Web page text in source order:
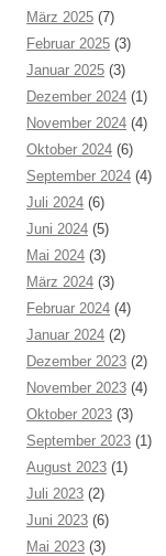
März 2025 (7)
Februar 2025 (3)
Januar 2025 (3)
Dezember 2024 (1)
November 2024 (4)
Oktober 2024 (6)
September 2024 (4)
Juli 2024 (6)
Juni 2024 (5)
Mai 2024 (3)
März 2024 (3)
Februar 2024 (4)
Januar 2024 (2)
Dezember 2023 (2)
November 2023 (4)
Oktober 2023 (3)
September 2023 (1)
August 2023 (1)
Juli 2023 (2)
Juni 2023 (6)
Mai 2023 (3)